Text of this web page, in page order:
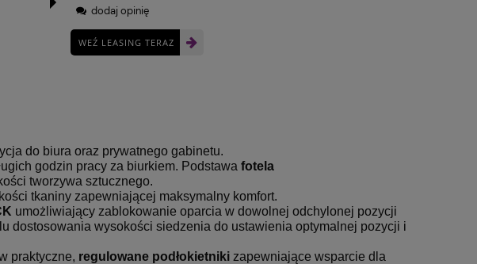
dodaj opinię
WEŹ LEASING TERAZ
do biura oraz prywatnego gabinetu.
godzin pracy za biurkiem. Podstawa fotela
tworzywa sztucznego.
tkaniny zapewniającej maksymalny komfort.
umożliwiający zablokowanie oparcia w dowolnej odchylonej pozycji
dostosowania wysokości siedzenia do ustawienia optymalnej pozycji i
praktyczne, regulowane podłokietniki zapewniające wsparcie dla